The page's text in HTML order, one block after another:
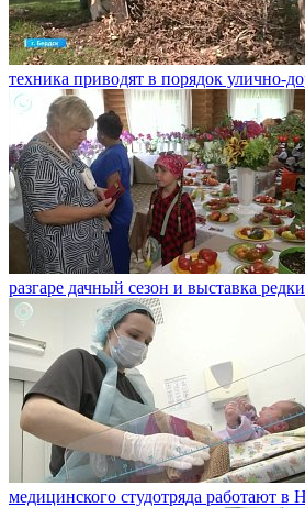
техника приводят в порядок
разгаре дачный сезон и выставка
медицинского студотряда работают в